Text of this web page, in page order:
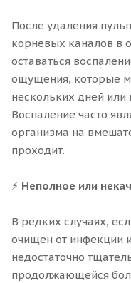
После удаления
корневых каналов в
оставаться
ощущения, которые
нескольких дней или
Воспаление часто
организма на
проходит.
⚡ Неполное или
В редких случаях,
очищен от инфекции
недостаточно
продолжающейся